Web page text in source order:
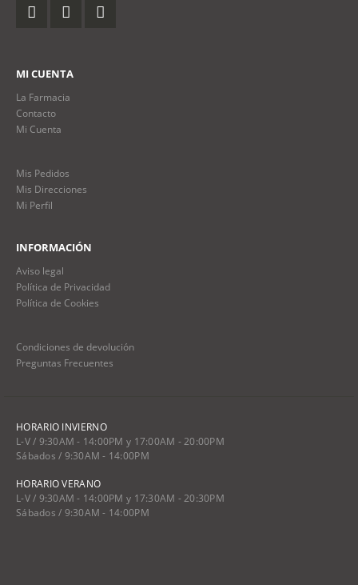
MI CUENTA
La Farmacia
Contacto
Mi Cuenta
Mis Pedidos
Mis Direcciones
Mi Perfil
INFORMACIÓN
Aviso legal
Política de Privacidad
Política de Cookies
Condiciones de devolución
Preguntas Frecuentes
HORARIO INVIERNO
L-V / 9:30AM - 14:00PM y 17:00AM - 20:00PM
Sábados / 9:30AM - 14:00PM
HORARIO VERANO
L-V / 9:30AM - 14:00PM y 17:30AM - 20:30PM
Sábados / 9:30AM - 14:00PM